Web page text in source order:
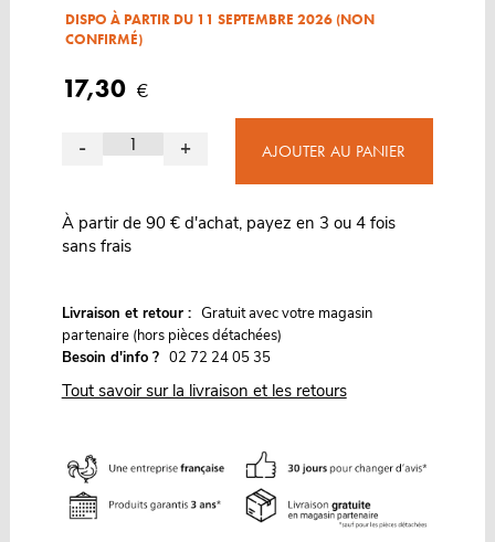
DISPO À PARTIR DU 11 SEPTEMBRE 2026 (NON
CONFIRMÉ)
17,30 €
- + AJOUTER AU PANIER
À partir de 90 € d'achat, payez en 3 ou 4 fois
sans frais
Livraison et retour : Gratuit avec votre magasin
partenaire (hors pièces détachées)
Besoin d'info ? 02 72 24 05 35
Tout savoir sur la livraison et les retours